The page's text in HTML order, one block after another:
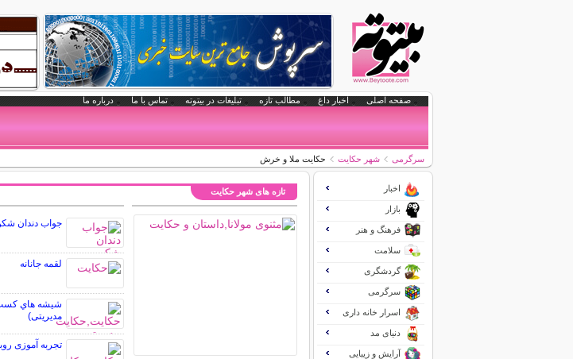
صفحه اصلی اخبار داغ مطالب تازه تبلیغات در بیتوته تماس با ما درباره ما
سرگرمی شهر حکایت حكایت ملا و خرش
تازه های شهر حکایت
جواب دندان
لقمه جانانه
شيشه هاي كسب
مدیریتی)
تجربه آموزی
اخبار
بازار
فرهنگ و هنر
سلامت
گردشگری
سرگرمی
اسرار خانه داری
دنیای مد
آرایش و زیبایی